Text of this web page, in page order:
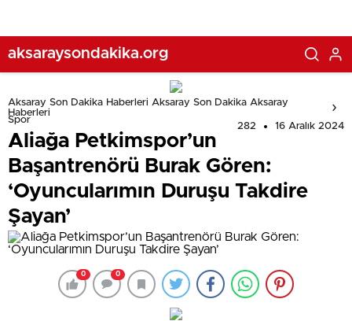
aksaraysondakika.org
Aksaray Son Dakika Haberleri Aksaray Son Dakika Aksaray
Haberleri
Spor
282 16 Aralık 2024
Aliağa Petkimspor’un
Başantrenörü Burak Gören:
‘Oyuncularımın Duruşu Takdire
Şayan’
0 0